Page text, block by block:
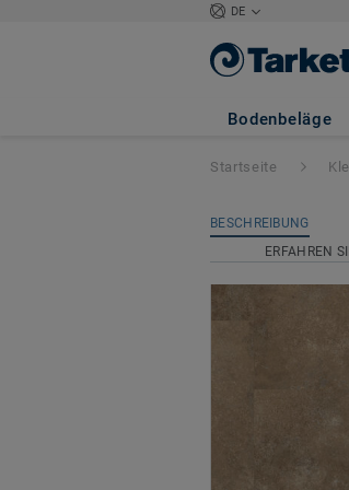
DE
Bodenbeläge
iD
Startseite
BESCHREIBUNG
ERFAHREN